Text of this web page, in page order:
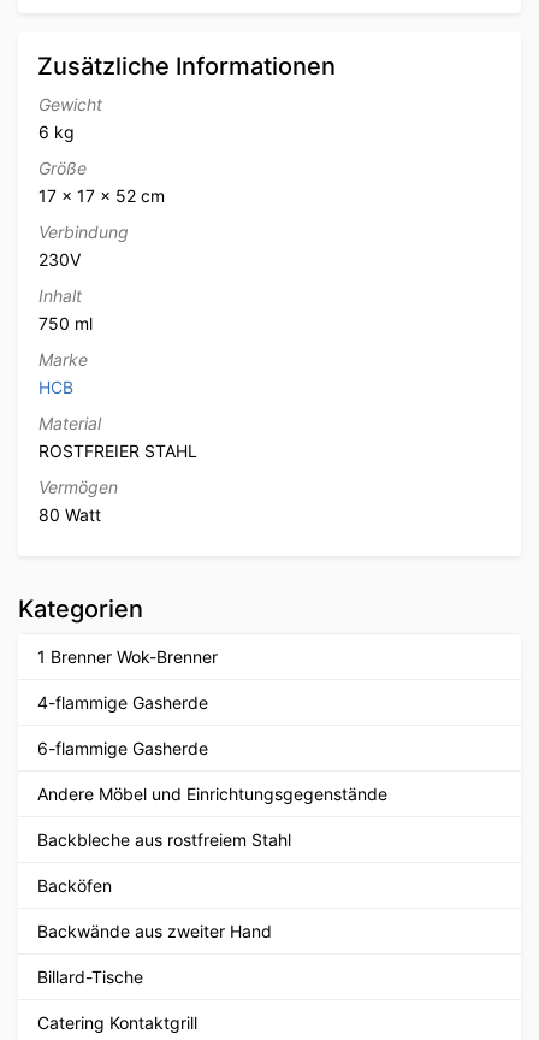
Zusätzliche Informationen
Gewicht
6 kg
Größe
17 × 17 × 52 cm
Verbindung
230V
Inhalt
750 ml
Marke
HCB
Material
ROSTFREIER STAHL
Vermögen
80 Watt
Kategorien
1 Brenner Wok-Brenner
4-flammige Gasherde
6-flammige Gasherde
Andere Möbel und Einrichtungsgegenstände
Backbleche aus rostfreiem Stahl
Backöfen
Backwände aus zweiter Hand
Billard-Tische
Catering Kontaktgrill